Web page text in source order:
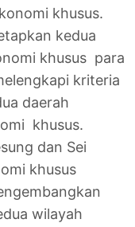
khusus.
kedua
khusus para
kriteria
daerah
khusus.
dan Sei
khusus
wilayah